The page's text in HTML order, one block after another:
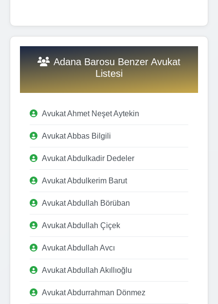
Adana Barosu Benzer Avukat
Listesi
Avukat Ahmet Neşet Aytekin
Avukat Abbas Bilgili
Avukat Abdulkadir Dedeler
Avukat Abdulkerim Barut
Avukat Abdullah Börüban
Avukat Abdullah Çiçek
Avukat Abdullah Avcı
Avukat Abdullah Akıllıoğlu
Avukat Abdurrahman Dönmez